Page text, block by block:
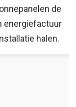
de
energiefactuur
halen.